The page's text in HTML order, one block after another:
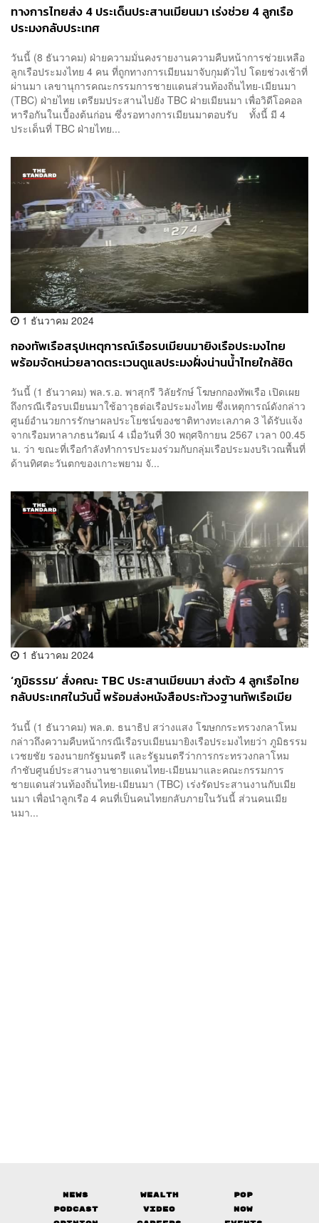
ทางการไทยส่ง 4 ประเด็นประสานเมียนมา เร่งช่วย 4 ลูกเรือ
ประมงกลับประเทศ
วันนี้ (8 ธันวาคม) ฝ่ายความมั่นคงรายงานความคืบหน้าการช่วยเหลือ
ลูกเรือประมงไทย 4 คน ที่ถูกทางการเมียนมาจับกุมตัวไป โดยช่วงเช้าที่
ผ่านมา เลขานุการคณะกรรมการชายแดนส่วนท้องถิ่นไทย-เมียนมา
(TBC) ฝ่ายไทย เตรียมประสานไปยัง TBC ฝ่ายเมียนมา เพื่อวิดีโอคอล
หารือกันในเบื้องต้นก่อน ซึ่งรอทางการเมียนมาตอบรับ ทั้งนี้ มี 4
ประเด็นที่ TBC ฝ่ายไทย...
1 ธันวาคม 2024
กองทัพเรือสรุปเหตุการณ์เรือรบเมียนมายิงเรือประมงไทย
พร้อมจัดหน่วยลาดตระเวนดูแลประมงฝั่งน่านน้ำไทยใกล้ชิด
วันนี้ (1 ธันวาคม) พล.ร.อ. พาสุกรี วิลัยรักษ์ โฆษกกองทัพเรือ เปิดเผย
ถึงกรณีเรือรบเมียนมาใช้อาวุธต่อเรือประมงไทย ซึ่งเหตุการณ์ดังกล่าว
ศูนย์อำนวยการรักษาผลประโยชน์ของชาติทางทะเลภาค 3 ได้รับแจ้ง
จากเรือมหาลาภธนวัฒน์ 4 เมื่อวันที่ 30 พฤศจิกายน 2567 เวลา 00.45
น. ว่า ขณะที่เรือกำลังทำการประมงร่วมกับกลุ่มเรือประมงบริเวณพื้นที่
ด้านทิศตะวันตกของเกาะพยาม จั...
1 ธันวาคม 2024
‘ภูมิธรรม’ สั่งคณะ TBC ประสานเมียนมา ส่งตัว 4 ลูกเรือไทย
กลับประเทศในวันนี้ พร้อมส่งหนังสือประท้วงฐานทัพเรือเมีย
วันนี้ (1 ธันวาคม) พล.ต. ธนาธิป สว่างแสง โฆษกกระทรวงกลาโหม
กล่าวถึงความคืบหน้ากรณีเรือรบเมียนมายิงเรือประมงไทยว่า ภูมิธรรม
เวชยชัย รองนายกรัฐมนตรี และรัฐมนตรีว่าการกระทรวงกลาโหม
กำชับศูนย์ประสานงานชายแดนไทย-เมียนมาและคณะกรรมการ
ชายแดนส่วนท้องถิ่นไทย-เมียนมา (TBC) เร่งรัดประสานงานกับเมีย
นมา เพื่อนำลูกเรือ 4 คนที่เป็นคนไทยกลับภายในวันนี้ ส่วนคนเมีย
นมา...
News Wealth
Pop
Podcast
Video
Now